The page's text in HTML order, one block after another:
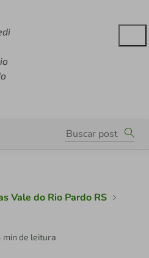
Vale do Rio Pardo RS
min de leitura